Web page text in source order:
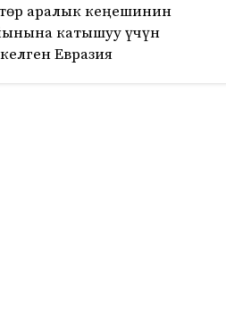
аралык кеңешинин
катышуу үчүн
Евразия